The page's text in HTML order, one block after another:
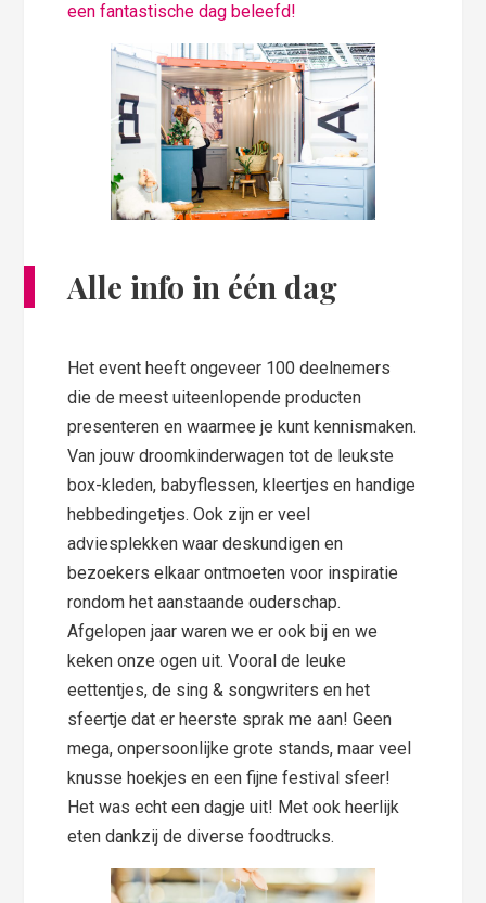
een fantastische dag beleefd!
Alle info in één dag
Het event heeft ongeveer 100 deelnemers
die de meest uiteenlopende producten
presenteren en waarmee je kunt kennismaken.
Van jouw droomkinderwagen tot de leukste
box-kleden, babyflessen, kleertjes en handige
hebbedingetjes. Ook zijn er veel
adviesplekken waar deskundigen en
bezoekers elkaar ontmoeten voor inspiratie
rondom het aanstaande ouderschap.
Afgelopen jaar waren we er ook bij en we
keken onze ogen uit. Vooral de leuke
eettentjes, de sing & songwriters en het
sfeertje dat er heerste sprak me aan! Geen
mega, onpersoonlijke grote stands, maar veel
knusse hoekjes en een fijne festival sfeer!
Het was echt een dagje uit! Met ook heerlijk
eten dankzij de diverse foodtrucks.